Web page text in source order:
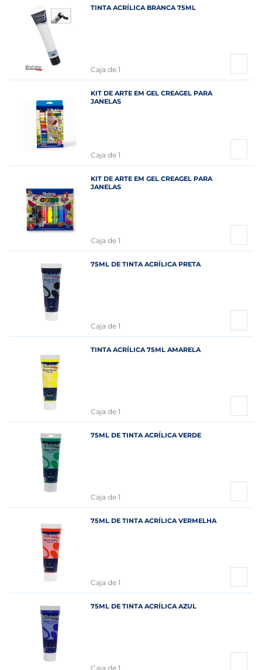
TINTA ACRÍLICA BRANCA 75ML
Caja de 1
KIT DE ARTE EM GEL CREAGEL PARA
JANELAS
Caja de 1
KIT DE ARTE EM GEL CREAGEL PARA
JANELAS
Caja de 1
75ML DE TINTA ACRÍLICA PRETA
Caja de 1
TINTA ACRÍLICA 75ML AMARELA
Caja de 1
75ML DE TINTA ACRÍLICA VERDE
Caja de 1
75ML DE TINTA ACRÍLICA VERMELHA
Caja de 1
75ML DE TINTA ACRÍLICA AZUL
Caja de 1